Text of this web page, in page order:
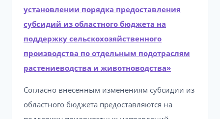
установлении порядка предоставления
субсидий из областного бюджета на
поддержку сельскохозяйственного
производства по отдельным подотраслям
растениеводства и животноводства»
Согласно внесенным изменениям субсидии из
областного бюджета предоставляются на